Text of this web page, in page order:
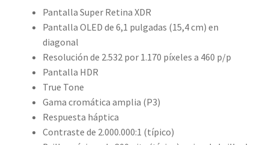
Pantalla Super Retina XDR
Pantalla OLED de 6,1 pulgadas (15,4 cm) en
diagonal
Resolución de 2.532 por 1.170 píxeles a 460 p/p
Pantalla HDR
True Tone
Gama cromática amplia (P3)
Respuesta háptica
Contraste de 2.000.000:1 (típico)